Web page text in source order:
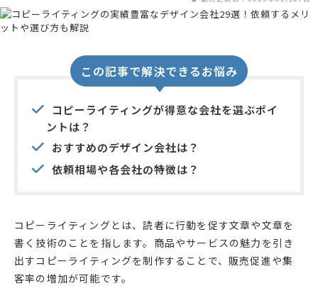
この記事で解決できるお悩み
コピーライティングが得意な会社を選ぶポイ
ントは？
おすすめのデザイン会社は？
依頼相場や各会社の特徴は？
コピーライティングとは、読者に行動を促す文章や文章を
書く技術のことを指します。商品やサービスの魅力を引き
出すコピーライティングを制作することで、販売促進や集
客率の増加が可能です。